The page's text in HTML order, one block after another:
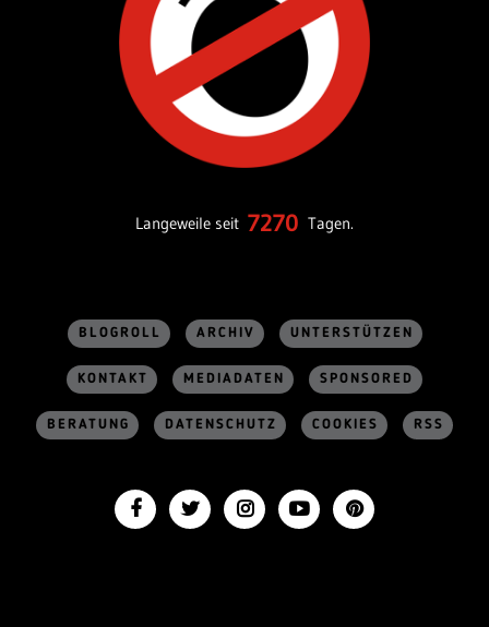
Langeweile seit 7270 Tagen.
BLOGROLL ARCHIV UNTERSTÜTZEN
KONTAKT MEDIADATEN SPONSORED
BERATUNG DATENSCHUTZ COOKIES RSS